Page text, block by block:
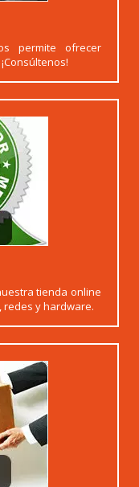
permite ofrecer
tienda online
redes y hardware.